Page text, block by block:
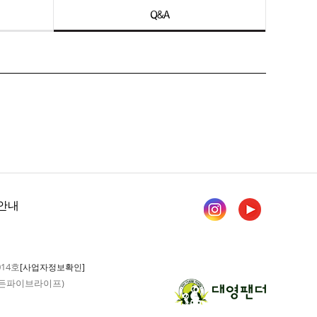
Q&A
내
호[사업자정보확인]
파이브라이프)